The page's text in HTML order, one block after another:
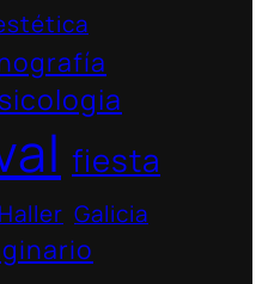
fiesta
Galicia